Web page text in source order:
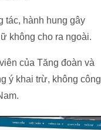
tác, hành hung gây
không cho ra ngoài.
của Tăng đoàn và
ý khai trừ, không công